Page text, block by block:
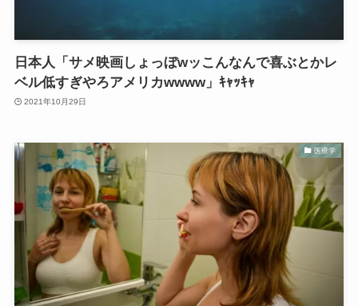
日本人「サメ映画しょっぼwッこんなんで喜ぶとかレ
ベル低すぎやろアメリカwwww」ｷｬｯｷｬ
2021年10月29日
医療学